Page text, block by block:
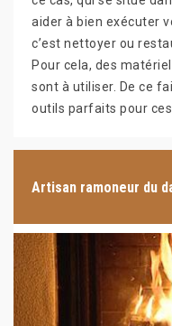
aider à bien exécuter
c’est nettoyer ou
Pour cela, des
sont à utiliser. De ce
outils parfaits pour
Artisan ramoneur du